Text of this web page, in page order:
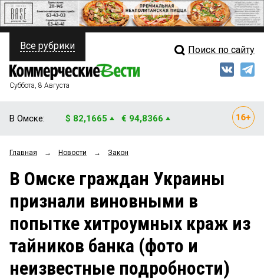
ПОЛИТИКА
ФИНАНСЫ
ОБЩЕСТВО
ЗАКОН
НОВОСТИ КОМПАНИЙ
ПРОИСШЕСТВИЯ
СТИЛЬ ЖИЗНИ
Свежий выпуск
Рейтинги
Блоги
Архив
Все рубрики Поиск по сайту
Суббота, 8 Августа
В Омске: $ 82,1665 € 94,8366
Главная → Новости → Закон
В Омске граждан Украины
признали виновными в
попытке хитроумных краж из
тайников банка (фото и
неизвестные подробности)